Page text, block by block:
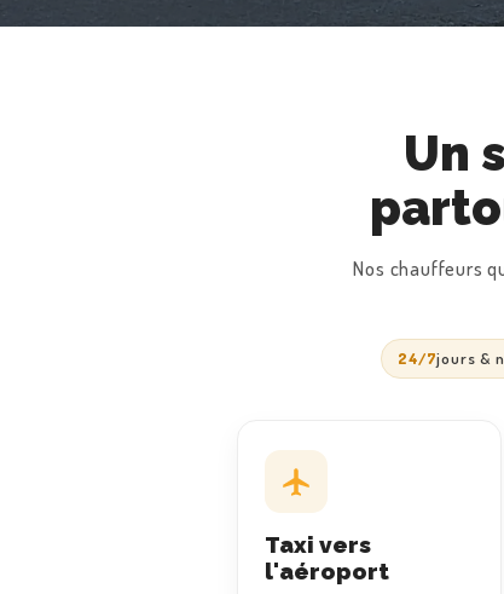
RÉSERVATION
Un
Nos chauffeurs
24/7jours &
Taxi vers
l'aéroport